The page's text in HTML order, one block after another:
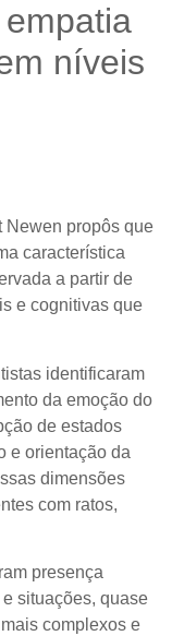
níveis
Newen propôs que
característica
a partir de
e cognitivas que
identificaram
da emoção do
de estados
e orientação da
dimensões
com ratos,
presença
situações, quase
complexos e